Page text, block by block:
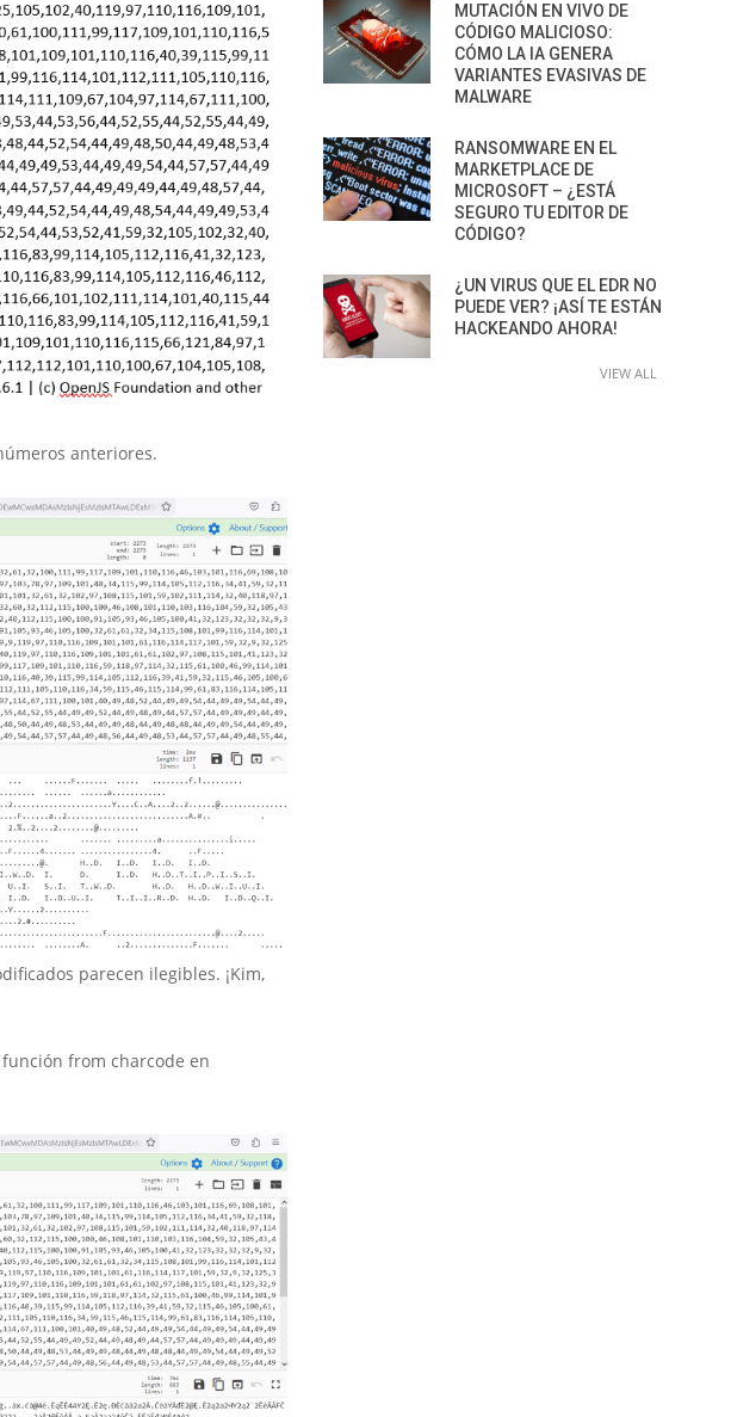
anteriores.
parecen ilegibles. ¡Kim,
from charcode en
MUTACIÓN EN VIVO DE
CÓDIGO MALICIOSO:
CÓMO LA IA GENERA
VARIANTES EVASIVAS DE
MALWARE
RANSOMWARE EN EL
MARKETPLACE DE
MICROSOFT – ¿ESTÁ
SEGURO TU EDITOR DE
CÓDIGO?
¿UN VIRUS QUE EL EDR NO
PUEDE VER? ¡ASÍ TE ESTÁN
HACKEANDO AHORA!
VIEW ALL